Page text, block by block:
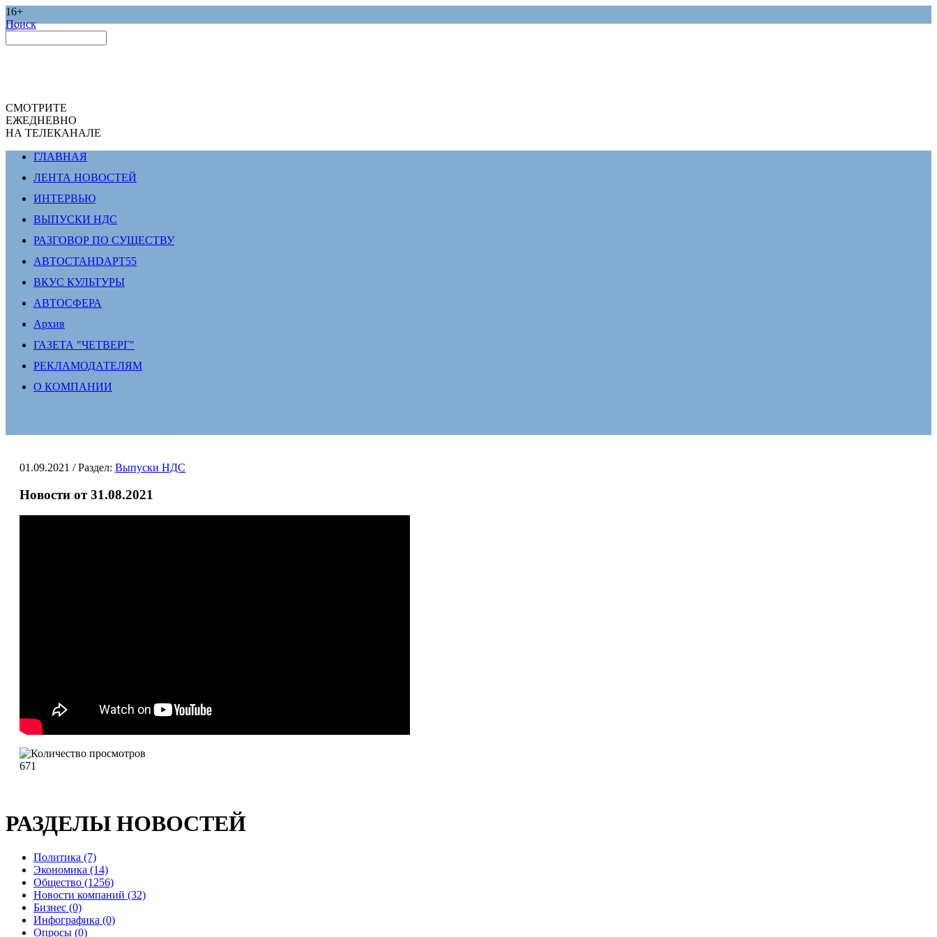
16+
Поиск
СМОТРИТЕ
ЕЖЕДНЕВНО
НА ТЕЛЕКАНАЛЕ
ГЛАВНАЯ
ЛЕНТА НОВОСТЕЙ
ИНТЕРВЬЮ
ВЫПУСКИ НДС
РАЗГОВОР ПО СУЩЕСТВУ
АВТОСТАНDАРТ55
ВКУС КУЛЬТУРЫ
АВТОСФЕРА
Архив
ГАЗЕТА "ЧЕТВЕРГ"
РЕКЛАМОДАТЕЛЯМ
О КОМПАНИИ
01.09.2021 / Раздел: Выпуски НДС
Новости от 31.08.2021
671
РАЗДЕЛЫ НОВОСТЕЙ
Политика (7)
Экономика (14)
Общество (1256)
Новости компаний (32)
Бизнес (0)
Инфографика (0)
Опросы (0)